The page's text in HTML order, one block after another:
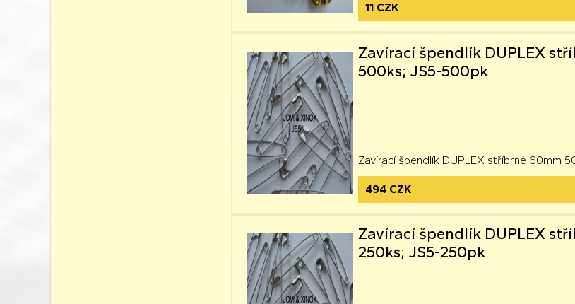
11 CZK
Zavírací špendlík DUPLEX
500ks; JS5-500pk
Zavírací špendlík DUPLEX stříbrné 60mm
494 CZK
Zavírací špendlík DUPLEX
250ks; JS5-250pk